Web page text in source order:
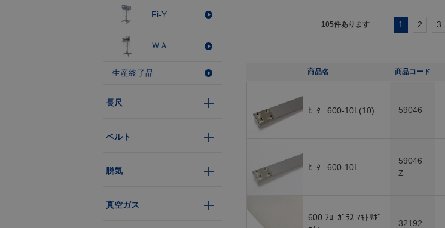
105件あります 1 2 3
商品名 商品コード
ﾋｰﾀｰ 600-10L(10) 59046
ﾋｰﾀｰ 600-10L
59046
Z
600 ﾌﾛｰｶﾞﾗｽ ﾏｷﾄﾘﾎﾞ
32192
Fi-Y
ＷＡ
生産終了品
長尺
ベルト
脱気
真空ガス